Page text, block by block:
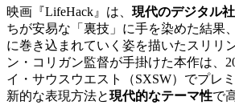
映画『LifeHack』は、 現代のデジタル
ちが安易な「裏技」に手を染めた結果、
に巻き込まれていく姿を描いたスリリ
ン・コリガン監督が手掛けた本作は、
イ・サウスウエスト（SXSW）でプレ
新的な表現方法と現代的なテーマ性で